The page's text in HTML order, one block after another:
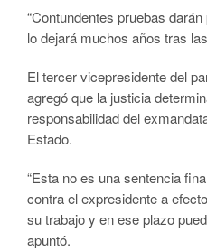
“Contundentes pruebas
lo dejará muchos años tras
El tercer vicepresidente del
agregó que la justicia
responsabilidad del
Estado.
“Esta no es una sentencia
contra el expresidente a
su trabajo y en ese plazo
apuntó.